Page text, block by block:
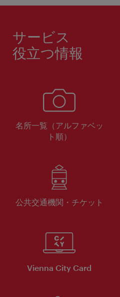
サービス
役立つ情報
名所一覧（アルファベッ
ト順）
公共交通機関・チケット
Vienna City Card